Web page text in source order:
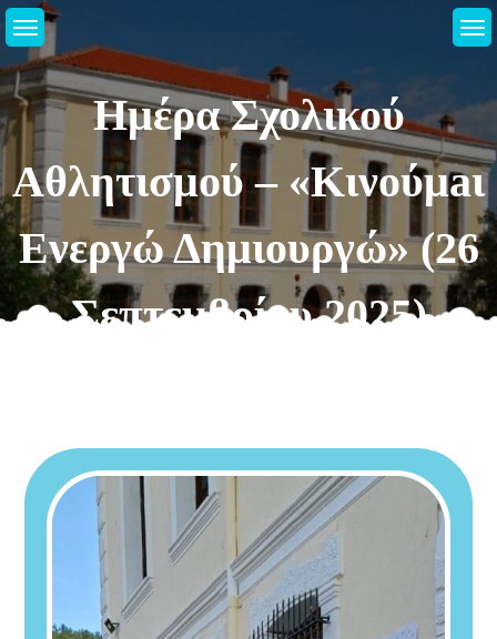
Μεταπηδήστε
στο
περιεχόμενο
Ημέρα Σχολικού
Αθλητισμού – «Κινούμaι
Ενεργώ Δημιουργώ» (26
Σεπτεμβρίου 2025)